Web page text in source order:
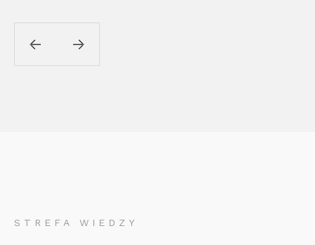
STREFA WIEDZY